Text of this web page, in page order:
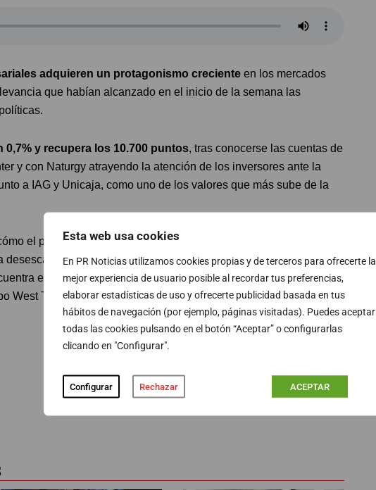
Esta web usa cookies
En PR Noticias utilizamos cookies propias y de terceros para ofrecerte la
mejor experiencia de usuario posible al recordar tus preferencias,
elaborar estadísticas de uso y ofrecerte publicidad basada en tus
hábitos de navegación (por ejemplo, páginas visitadas). Puedes aceptar
todas las cookies pulsando en el botón “Aceptar” o configurarlas
clicando en "Configurar".
Configurar Rechazar ACEPTAR
adquieren un protagonismo creciente en los mercados
que habían alcanzado en el inicio de la semana las
y recupera los 10.700 puntos, tras conocerse las cuentas de
y con Naturgy atrayendo la atención de los inversores ante la
a IAG y Unicaja, como uno de los valores que más sube de la
el paso de la semana enfría los temores sobre el precio
desescalada entre Irán e Israeldesinflaron ayer hasta un 3% su
estímulos y repite hoy cerca de los 87 dólares, frente a lso 82
West Texas.